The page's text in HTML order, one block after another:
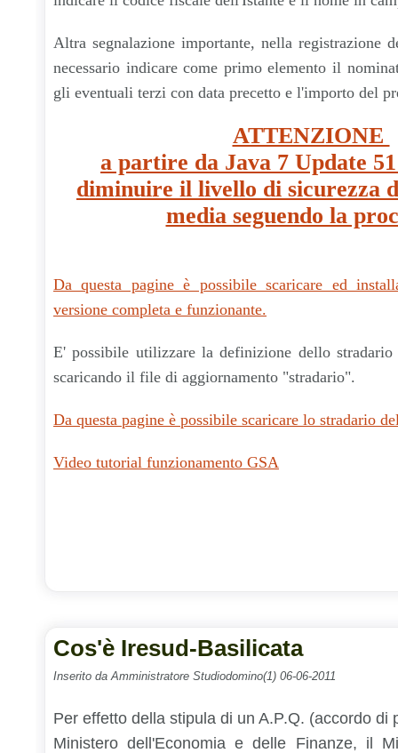
Altra segnalazione importante, nella registrazione
necessario indicare come primo elemento il
gli eventuali terzi con data precetto e l'importo del
ATTENZIONE
a partire da Java 7 Update
diminuire il livello di sicurezza
media seguendo la
Da questa pagine è possibile scaricare ed
versione completa e funzionante.
E' possibile utilizzare la definizione dello stradario
scaricando il file di aggiornamento "stradario".
Da questa pagine è possibile scaricare lo stradario
Video tutorial funzionamento GSA
Cos'è Iresud-Basilicata
Inserito da Amministratore Studiodomino(1) 06-06-2011
Per effetto della stipula di un A.P.Q. (accordo di
Ministero dell'Economia e delle Finanze, il